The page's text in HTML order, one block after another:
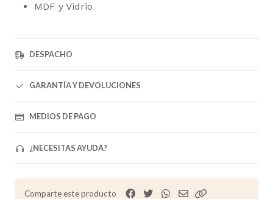
MDF y Vidrio
DESPACHO
GARANTÍA Y DEVOLUCIONES
MEDIOS DE PAGO
¿NECESITAS AYUDA?
Comparte este producto